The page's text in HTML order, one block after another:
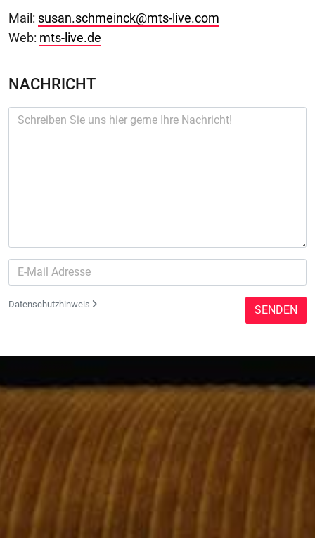
Mail: susan.schmeinck@mts-live.com
Web: mts-live.de
NACHRICHT
Datenschutzhinweis SENDEN